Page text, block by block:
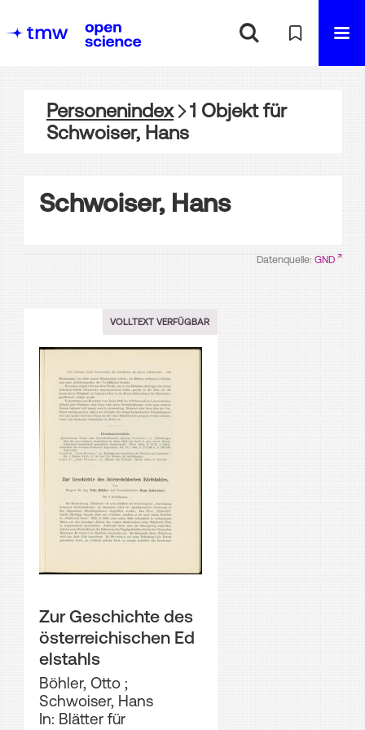
Personenindex 1 Objektfür
Schwoiser, Hans
Schwoiser, Hans
Datenquelle: GND
VOLLTEXT VERFÜGBAR
Zur Geschichte des
österreichischen Ed
elstahls
Böhler, Otto;
Schwoiser, Hans
In: Blätter für